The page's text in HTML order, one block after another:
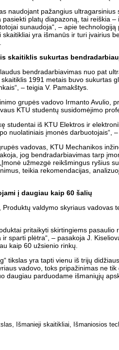
naudojant pažangius
pasiekti platų diapazoną, tai reiškia –
sunaudoja“, – apie
skaitikliai yra išmanūs ir turi įvairius
skaitiklis sukurtas
bendradarbiavimas nuo pat
1991 metais buvo sukurtas
– teigia V. Pamakštys.
grupės vadovo Irmanto Avulio,
KTU studentų susidomėjimo
studentai iš KTU Elektros ir
nuolatiniais įmonės darbuotojais“, –
vadovas, KTU Mechanikos
jog bendradarbiavimas tarp
užmezgė reikšmingus ryšius
teikia rekomendacijas,
į daugiau kaip 60 šalių
Produktų valdymo skyriaus vadovas
pritaikyti skirtingiems
sparti plėtra“, – pasakoja J.
kaip 60 užsienio rinkų.
tikslas yra tapti vienu iš trijų
vadovo, toks pripažinimas ne
daugiau parduodame išmaniųjų
, Išmanieji skaitikliai, Išmaniosios